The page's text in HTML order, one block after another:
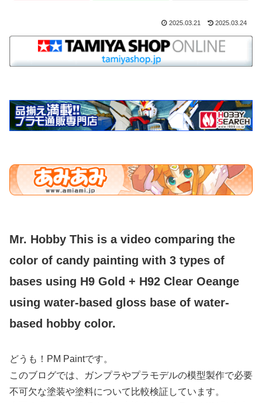
2025.03.21 2025.03.24
Mr. Hobby This is a video comparing the
color of candy painting with 3 types of
bases using H9 Gold + H92 Clear Oeange
using water-based gloss base of water-
based hobby color.
どうも！PM Paintです。
このブログでは、ガンプラやプラモデルの模型製作で必要
不可欠な塗装や塗料について比較検証しています。